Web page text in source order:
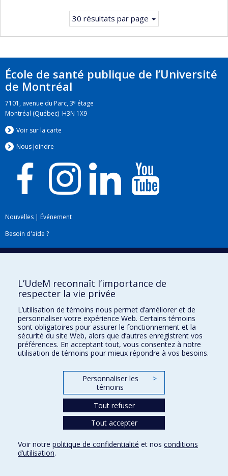
30 résultats par page
École de santé publique de l’Université
de Montréal
7101, avenue du Parc, 3e étage
Montréal (Québec) H3N 1X9
Voir sur la carte
Nous joindre
Nouvelles | Événement
Besoin d'aide ?
Plan du site|Accessibilité
Téléchargez les logos de l'ESPUM
Paramètres des témoins
L’UdeM reconnaît l’importance de
respecter la vie privée
L’utilisation de témoins nous permet d’améliorer et de
personnaliser votre expérience Web. Certains témoins
sont obligatoires pour assurer le fonctionnement et la
sécurité du site Web, alors que d’autres enregistrent vos
préférences. En acceptant tout, vous consentez à notre
utilisation de témoins pour mieux répondre à vos besoins.
Personnaliser les
témoins
>
Tout refuser
Tout accepter
Voir notre politique de confidentialité et nos conditions
d’utilisation.